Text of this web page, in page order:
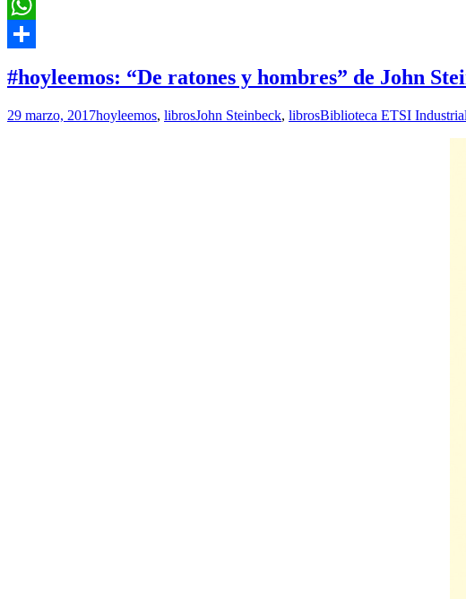
Twitter
WhatsApp
#hoyleemos: “De ratones y hombres” de John
29 marzo, 2017hoyleemos, librosJohn Steinbeck, librosBiblioteca ETSI